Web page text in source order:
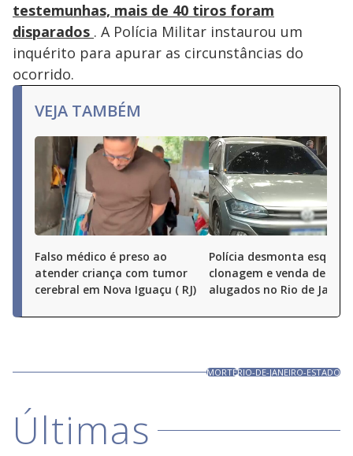
testemunhas, mais de 40 tiros foram
disparados . A Polícia Militar instaurou um
inquérito para apurar as circunstâncias do
ocorrido.
VEJA TAMBÉM
Falso médico é preso ao
atender criança com tumor
cerebral em Nova Iguaçu ( RJ)
Polícia desmonta
clonagem e venda de
alugados no Rio de
MORTERIO-DE-JANEIRO-ESTADO
Últimas